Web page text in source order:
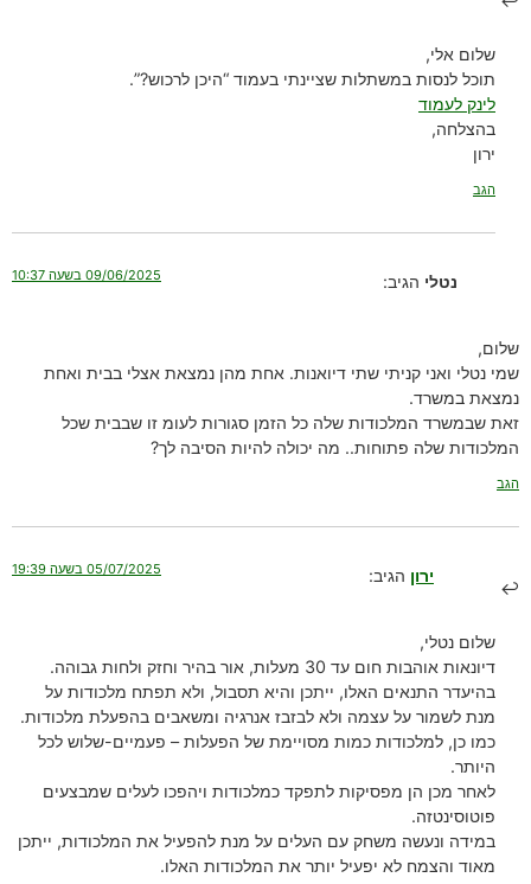
שלום אלי,
תוכל לנסות במשתלות שציינתי בעמוד “היכן לרכוש?”.
לינק לעמוד
בהצלחה,
ירון
הגב
נטלי הגיב: 09/06/2025 בשעה 10:37
שלום,
שמי נטלי ואני קניתי שתי דיואנות. אחת מהן נמצאת אצלי בבית ואחת
נמצאת במשרד.
זאת שבמשרד המלכודות שלה כל הזמן סגורות לעומ זו שבבית שכל
המלכודות שלה פתוחות.. מה יכולה להיות הסיבה לך?
הגב
ירון הגיב: 05/07/2025 בשעה 19:39
שלום נטלי,
דיונאות אוהבות חום עד 30 מעלות, אור בהיר וחזק ולחות גבוהה.
בהיעדר התנאים האלו, ייתכן והיא תסבול, ולא תפתח מלכודות על
מנת לשמור על עצמה ולא לבזבז אנרגיה ומשאבים בהפעלת מלכודות.
כמו כן, למלכודות כמות מסויימת של הפעלות – פעמיים-שלוש לכל
היותר.
לאחר מכן הן מפסיקות לתפקד כמלכודות ויהפכו לעלים שמבצעים
פוטוסינטזה.
במידה ונעשה משחק עם העלים על מנת להפעיל את המלכודות, ייתכן
מאוד והצמח לא יפעיל יותר את המלכודות האלו.